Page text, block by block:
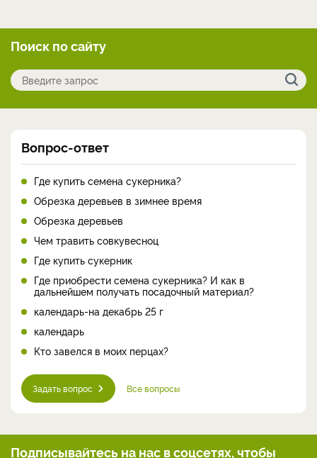
Поиск по сайту
Вопрос-ответ
Где купить семена сукерника?
Обрезка деревьев в зимнее время
Обрезка деревьев
Чем травить совкувесноц
Где купить сукерник
Где приобрести семена сукерника? И как в
дальнейшем получать посадочный материал?
календарь-на декабрь 25 г
календарь
Кто завелся в моих перцах?
Задать вопрос Все вопросы
Подписывайтесь на нас в соцсетях, чтобы